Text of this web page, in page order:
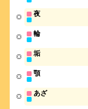
夜
輪
垢
顎
あざ